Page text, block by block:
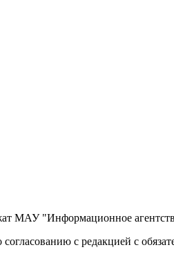
МАУ "Информационное
с редакцией с